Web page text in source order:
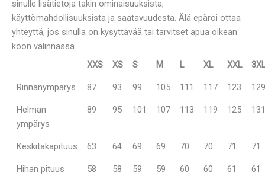
sinulle lisätietoja takin ominaisuuksista,
käyttömahdollisuuksista ja saatavuudesta. Älä epäröi ottaa
yhteyttä, jos sinulla on kysyttävää tai tarvitset apua oikean
koon valinnassa.
XXS
XS S M L XL XXL 3XL
Rinnanympärys 87 93 99 105 111 117 123 129
Helman
ympärys
89 95 101 107 113 119 125 131
Keskitakapituus 63 64 69 69 70 70 71 71
Hihan pituus 58 58 59 59 60 60 61 61